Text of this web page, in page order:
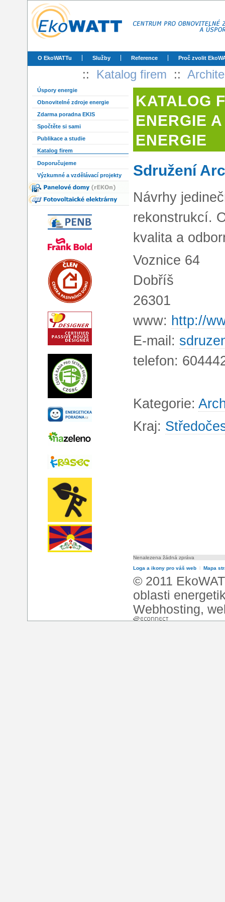
O EkoWATTu Služby Reference Proč zvolit
:: Katalog firem ::
Úspory energie
Obnovitelné zdroje energie
Zdarma poradna EKIS
Spočtěte si sami
Publikace a studie
Katalog firem
Doporučujeme
Výzkumné a vzdělávací projekty
KATALOG
ENERGIE
ENERGIE
Sdružení
Návrhy
rekonstrukcí.
kvalita a
Voznice 64
Dobříš
26301
www: http://
E-mail:
telefon:
Kategorie:
Kraj:
Nenalezena žádná zpráva
Loga a ikony pro váš web l Mapa
© 2011
oblasti
Webhosting,